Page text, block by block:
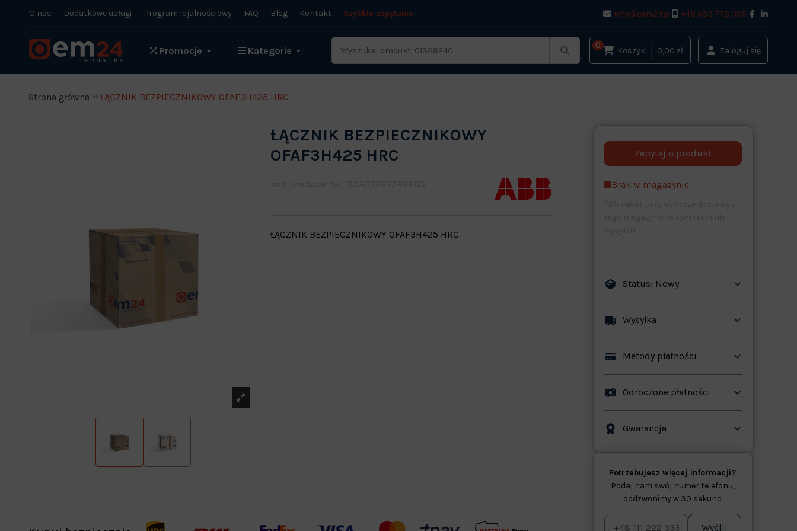
O nas Dodatkowe usługi Program lojalnościowy FAQ Blog Kontakt Szybkie zapytanie info@oem24.pl +48 683 778 005
Promocje Kategorie 0
Koszyk 0,00 zł Zaloguj się
Strona główna ŁĄCZNIK BEZPIECZNIKOWY OFAF3H425 HRC
ŁĄCZNIK BEZPIECZNIKOWY
OFAF3H425 HRC
ŁĄCZNIK BEZPIECZNIKOWY OFAF3H425 HRC
Brak w magazynie
Status: Nowy
Wysyłka
Metody płatności
Odroczone płatności
Gwarancja
Potrzebujesz więcej informacji?
Podaj nam swój numer telefonu,
oddzwonimy w 30 sekund
Wyślij